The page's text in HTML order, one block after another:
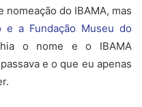
do IBAMA, mas
e a Fundação Museu do
o nome e o IBAMA
e o que eu apenas